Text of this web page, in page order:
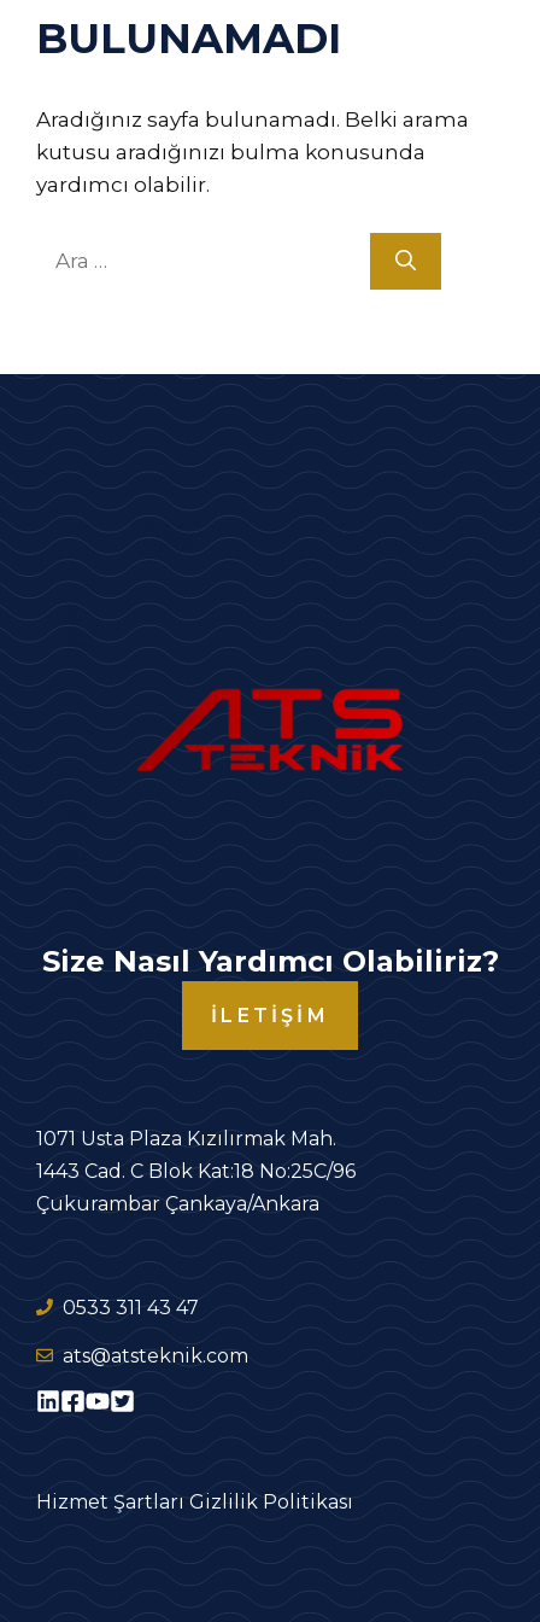
BULUNAMADI
Aradığınız sayfa bulunamadı. Belki arama
kutusu aradığınızı bulma konusunda
yardımcı olabilir.
Size Nasıl Yardımcı Olabiliriz?
İLETIŞIM
1071 Usta Plaza Kızılırmak Mah.
1443 Cad. C Blok Kat:18 No:25C/96
Çukurambar Çankaya/Ankara
0533 311 43 47
ats@atsteknik.com
Hizmet Şartları Gizlilik Politikası